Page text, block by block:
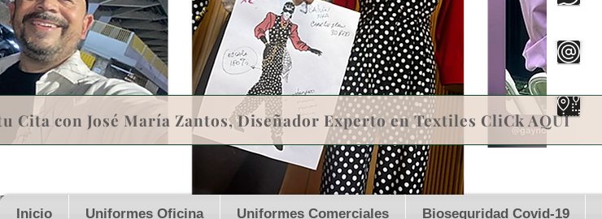
Cita con José María Zantos, Diseñador Experto en Textiles CliCk AQUI
Inicio Uniformes Oficina Uniformes Comerciales Bioseguridad Covid-19